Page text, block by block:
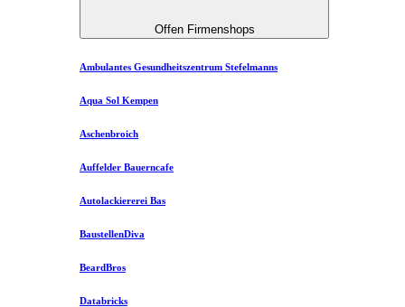
Offen Firmenshops
Ambulantes Gesundheitszentrum Stefelmanns
Aqua Sol Kempen
Aschenbroich
Auffelder Bauerncafe
Autolackiererei Bas
BaustellenDiva
BeardBros
Databricks